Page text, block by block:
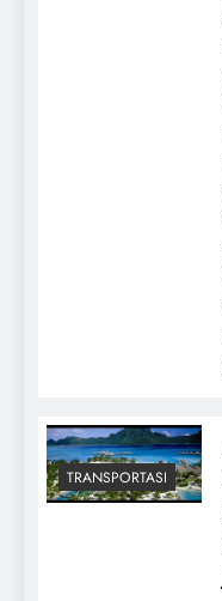
TRANSPORTASI